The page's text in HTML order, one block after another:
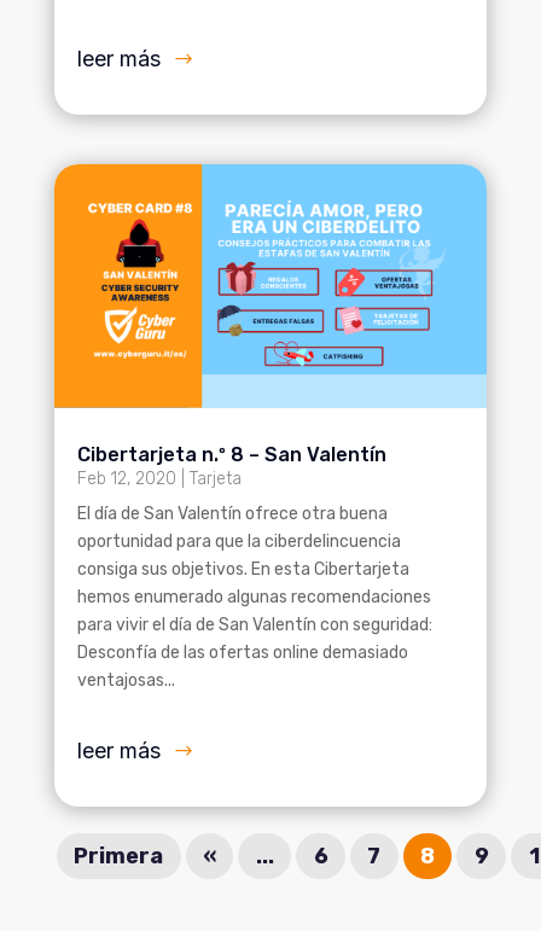
leer más
Cibertarjeta n.º 8 – San Valentín
Feb 12, 2020
Tarjeta
El día de San Valentín ofrece otra buena
oportunidad para que la ciberdelincuencia
consiga sus objetivos. En esta Cibertarjeta
hemos enumerado algunas recomendaciones
para vivir el día de San Valentín con seguridad:
Desconfía de las ofertas online demasiado
ventajosas...
leer más
Primera « ... 6 7 8 9